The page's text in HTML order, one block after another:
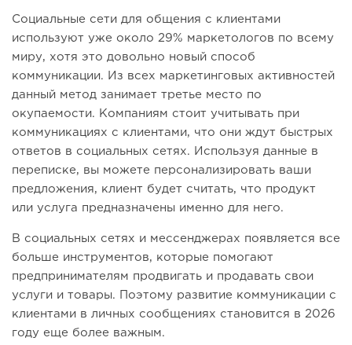
Социальные сети для общения с клиентами
используют уже около 29% маркетологов по всему
миру, хотя это довольно новый способ
коммуникации. Из всех маркетинговых активностей
данный метод занимает третье место по
окупаемости. Компаниям стоит учитывать при
коммуникациях с клиентами, что они ждут быстрых
ответов в социальных сетях. Используя данные в
переписке, вы можете персонализировать ваши
предложения, клиент будет считать, что продукт
или услуга предназначены именно для него.
В социальных сетях и мессенджерах появляется все
больше инструментов, которые помогают
предпринимателям продвигать и продавать свои
услуги и товары. Поэтому развитие коммуникации с
клиентами в личных сообщениях становится в 2026
году еще более важным.